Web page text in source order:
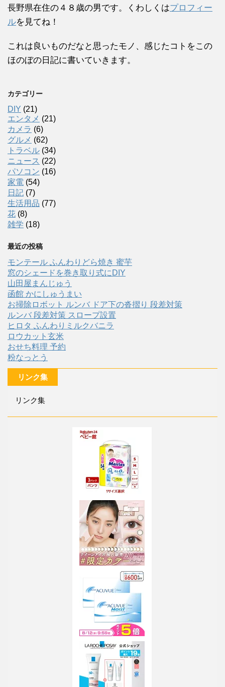
長野県在住の４８歳の男です。くわしくはプロフィー
ルを見てね！
これは良いものだなと思ったモノ、感じたコトをこの
ほのぼの日記に書いていきます。
カテゴリー
DIY (21)
エンタメ (21)
カメラ (6)
グルメ (62)
トラベル (34)
ニュース (22)
パソコン (16)
家電 (54)
日記 (7)
生活用品 (77)
花 (8)
雑学 (18)
最近の投稿
モンテール ふんわりどら焼き 蜜芋
窓のシェードを巻き取り式にDIY
山田屋まんじゅう
函館 かにしゅうまい
お掃除ロボット ルンバ ドア下の沓摺り 段差対策
ルンバ 段差対策 スロープ設置
ヒロタ ふんわりミルクバニラ
ロウカット玄米
おせち料理 予約
粉なっとう
リンク集
リンク集